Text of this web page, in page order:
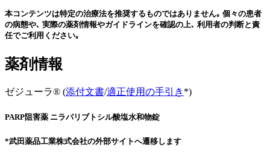
本コンテンツは特定の治療法を推奨するものではありません｡ 個々の患者
の病態や､ 実際の薬剤情報やガイドラインを確認の上､ 利用者の判断と責
任でご利用ください｡
薬剤情報
ゼジューラ® (添付文書/適正使用の手引き *)
PARP阻害薬 ニラパリブトシル酸塩水和物錠
*武田薬品工業株式会社の外部サイトへ遷移します